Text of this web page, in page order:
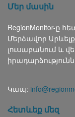
Մեր մասին
RegionMonitor-ը
Մերձավոր
լուսաբանում և
Կապ:
Հետևեք մեզ